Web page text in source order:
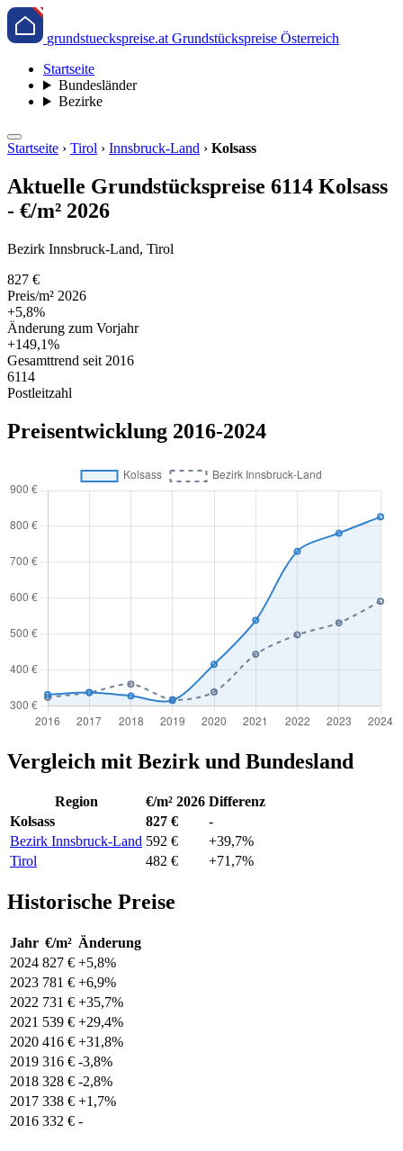
grundstueckspreise.at Grundstückspreise Österreich
Startseite
Bundesländer
Bezirke
Startseite › Tirol › Innsbruck-Land › Kolsass
Aktuelle Grundstückspreise 6114 Kolsass
- €/m² 2026
Bezirk Innsbruck-Land, Tirol
827 €
Preis/m² 2026
+5,8%
Änderung zum Vorjahr
+149,1%
Gesamttrend seit 2016
6114
Postleitzahl
Preisentwicklung 2016-2024
Vergleich mit Bezirk und Bundesland
Region €/m² 2026 Differenz
Kolsass
827 €
-
Bezirk Innsbruck-Land 592 €
+39,7%
Tirol
482 € +71,7%
Historische Preise
Jahr €/m² Änderung
2024 827 € +5,8%
2023 781 € +6,9%
2022 731 € +35,7%
2021 539 € +29,4%
2020 416 € +31,8%
2019 316 € -3,8%
2018 328 € -2,8%
2017 338 € +1,7%
2016 332 € -